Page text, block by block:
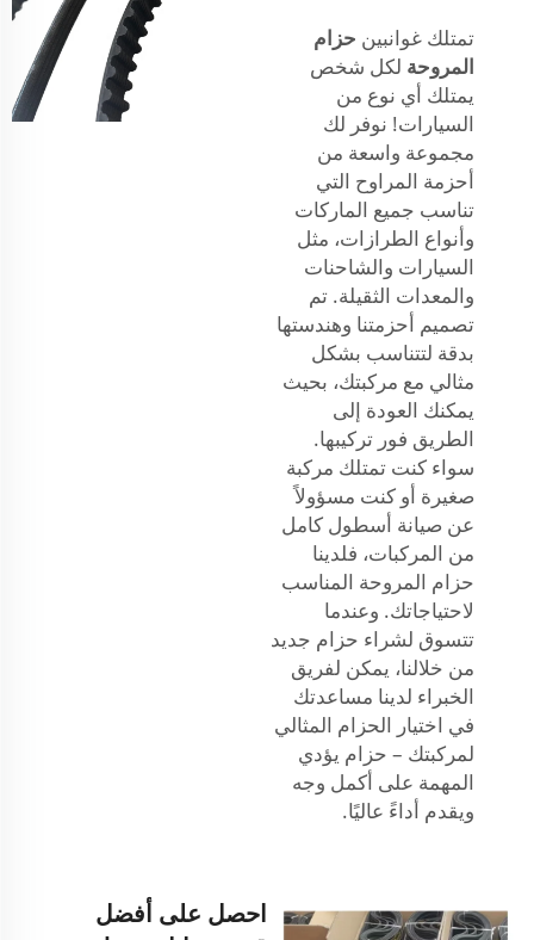
تمتلك غوانبين حزام
المروحة لكل شخص
يمتلك أي نوع من
السيارات! نوفر لك
مجموعة واسعة من
أحزمة المراوح التي
تناسب جميع الماركات
وأنواع الطرازات، مثل
السيارات والشاحنات
والمعدات الثقيلة. تم
تصميم أحزمتنا وهندستها
بدقة لتتناسب بشكل
مثالي مع مركبتك، بحيث
يمكنك العودة إلى
الطريق فور تركيبها.
سواء كنت تمتلك مركبة
صغيرة أو كنت مسؤولاً
عن صيانة أسطول كامل
من المركبات، فلدينا
حزام المروحة المناسب
لاحتياجاتك. وعندما
تتسوق لشراء حزام جديد
من خلالنا، يمكن لفريق
الخبراء لدينا مساعدتك
في اختيار الحزام المثالي
لمركبتك – حزام يؤدي
المهمة على أكمل وجه
ويقدم أداءً عاليًا.
احصل على أفضل